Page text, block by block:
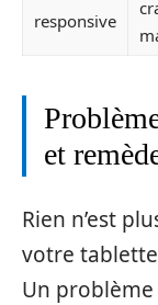
responsive
et
Rien n’est
votre
Un